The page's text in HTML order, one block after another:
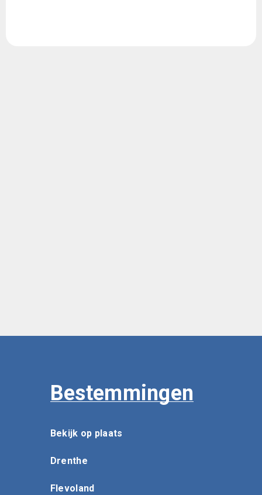
Bestemmingen
Bekijk op plaats
Drenthe
Flevoland